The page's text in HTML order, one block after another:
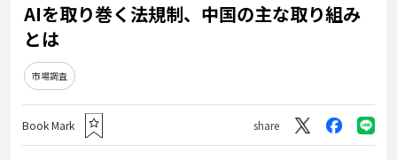
AIを取り巻く法規制、中国の主な取り組み
とは
市場調査
Book Mark share